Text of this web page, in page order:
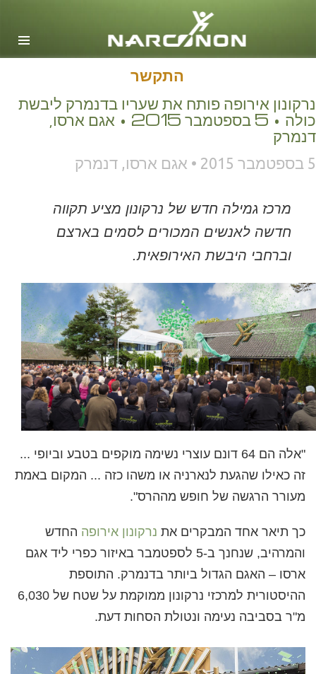
דנית
ספרדית, אמריקה הלטינית
עברית
הולנדית
נורווגית
פורטוגזית
רוסית
שוודית
繁體中文 (סינית)
ערבית
נפאלית
קרואטית
טורקית
כל האיזורים/השפות
התקשר
נרקונון אירופה פותח את שעריו בדנמרק ליבשת
כולה • 5 בספטמבר 2015 • אגם ארסו,
דנמרק
5 בספטמבר 2015 • אגם ארסו, דנמרק
מרכז גמילה חדש של נרקונון מציע תקווה
חדשה לאנשים המכורים לסמים בארצם
וברחבי היבשת האירופאית.
"אלה הם 64 דונם עוצרי נשימה מוקפים בטבע וביופי ...
זה כאילו שהגעת לנארניה או משהו כזה ... המקום באמת
מעורר הרגשה של חופש מההרס".
כך תיאר אחד המבקרים את נרקונון אירופה החדש
והמרהיב, שנחנך ב-5 לספטמבר באיזור כפרי ליד אגם
ארסו – האגם הגדול ביותר בדנמרק. התוספת
ההיסטורית למרכזי נרקונון ממוקמת על שטח של 6,030
מ"ר בסביבה נעימה ונטולת הסחות דעת.